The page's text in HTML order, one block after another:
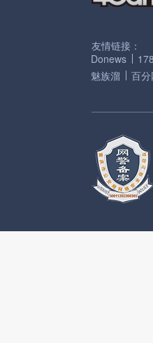
友情链接：
Donews
178
魅族溜
百